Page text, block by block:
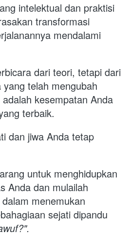
intelektual dan praktisi
transformasi
mendalami
dari teori, tetapi dari
telah mengubah
kesempatan Anda
terbaik.
dan jiwa Anda tetap
untuk menghidupkan
Anda dan mulailah
menemukan
sejati dipandu